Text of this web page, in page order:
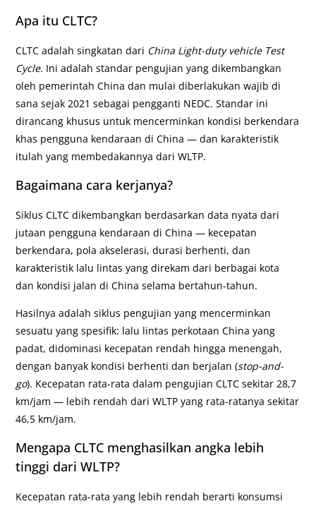
Apa itu CLTC?
CLTC adalah singkatan dari China Light-duty vehicle Test
Cycle. Ini adalah standar pengujian yang dikembangkan
oleh pemerintah China dan mulai diberlakukan wajib di
sana sejak 2021 sebagai pengganti NEDC. Standar ini
dirancang khusus untuk mencerminkan kondisi berkendara
khas pengguna kendaraan di China — dan karakteristik
itulah yang membedakannya dari WLTP.
Bagaimana cara kerjanya?
Siklus CLTC dikembangkan berdasarkan data nyata dari
jutaan pengguna kendaraan di China — kecepatan
berkendara, pola akselerasi, durasi berhenti, dan
karakteristik lalu lintas yang direkam dari berbagai kota
dan kondisi jalan di China selama bertahun-tahun.
Hasilnya adalah siklus pengujian yang mencerminkan
sesuatu yang spesifik: lalu lintas perkotaan China yang
padat, didominasi kecepatan rendah hingga menengah,
dengan banyak kondisi berhenti dan berjalan (stop-and-
go). Kecepatan rata-rata dalam pengujian CLTC sekitar 28,7
km/jam — lebih rendah dari WLTP yang rata-ratanya sekitar
46,5 km/jam.
Mengapa CLTC menghasilkan angka lebih
tinggi dari WLTP?
Kecepatan rata-rata yang lebih rendah berarti konsumsi